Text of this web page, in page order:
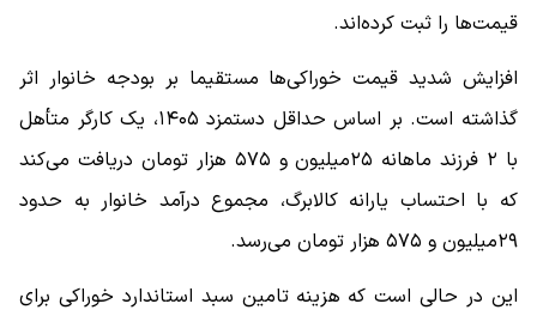
قیمت‌ها را ثبت کرده‌اند.
افزایش شدید قیمت خوراکی‌ها مستقیما بر بودجه خانوار اثر
گذاشته است. بر اساس حداقل دستمزد ۱۴۰۵، یک کارگر متأهل
با ۲ فرزند ماهانه ۲۵‌میلیون و ۵۷۵ هزار تومان دریافت می‌کند
که با احتساب یارانه کالابرگ، مجموع درآمد خانوار به حدود
۲۹‌میلیون و ۵۷۵ هزار تومان می‌رسد.
این در حالی است که هزینه تامین سبد استاندارد خوراکی برای